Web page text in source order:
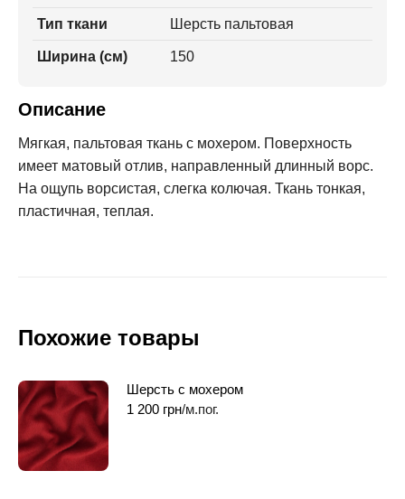
Тип ткани Шерсть пальтовая
Ширина (см) 150
Описание
Мягкая, пальтовая ткань с мохером. Поверхность
имеет матовый отлив, направленный длинный ворс.
На ощупь ворсистая, слегка колючая. Ткань тонкая,
пластичная, теплая.
Похожие товары
Шерсть с мохером
1 200 грн/м.пог.